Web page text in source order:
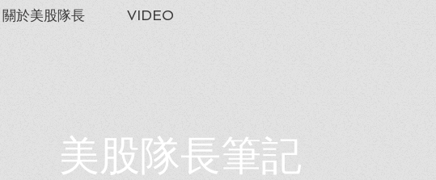
關於美股隊長 VIDEO
美股隊長筆記